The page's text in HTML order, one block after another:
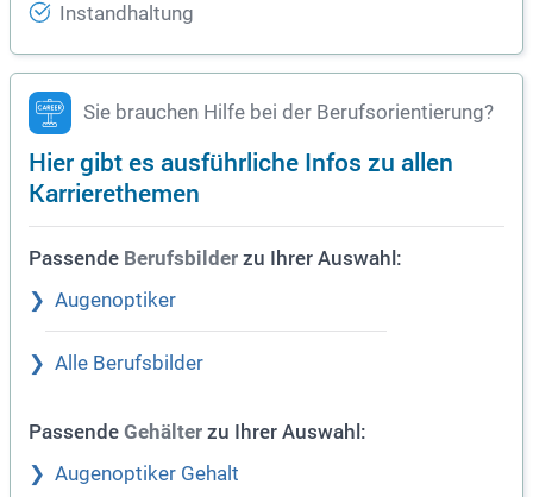
Instandhaltung
Sie brauchen Hilfe bei der Berufsorientierung?
Hier gibt es ausführliche Infos zu allen
Karrierethemen
Passende Berufsbilder zu Ihrer Auswahl:
Augenoptiker
Alle Berufsbilder
Passende Gehälter zu Ihrer Auswahl:
Augenoptiker Gehalt